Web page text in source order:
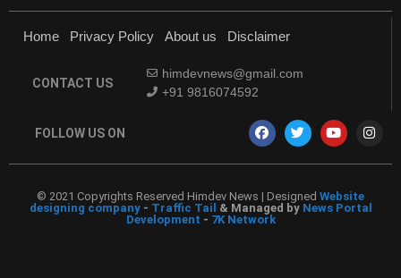
Home Privacy Policy About us Disclaimer
CONTACT US
himdevnews@gmail.com
+91 9816074592
FOLLOW US ON
© 2021 Copyrights Reserved Himdev News | Designed Website
designing company- Traffic Tail & Managed by News Portal
Development - 7K Network